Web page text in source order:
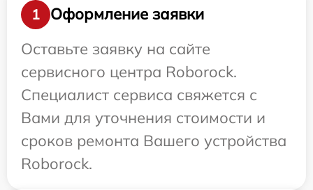
1
Оформление заявки
Оставьте заявку на сайте
сервисного центра Roborock.
Специалист сервиса свяжется с
Вами для уточнения стоимости и
сроков ремонта Вашего устройства
Roborock.